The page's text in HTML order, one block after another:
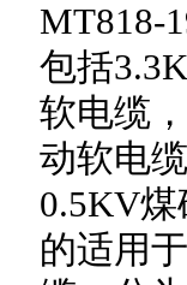
MT818-
包括
软电缆，
动软电
0.5KV煤
的适用